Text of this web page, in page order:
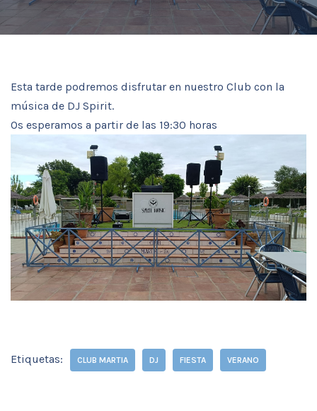
Esta tarde podremos disfrutar en nuestro Club con la
música de DJ Spirit.
Os esperamos a partir de las 19:30 horas
Etiquetas: CLUB MARTIA DJ FIESTA VERANO